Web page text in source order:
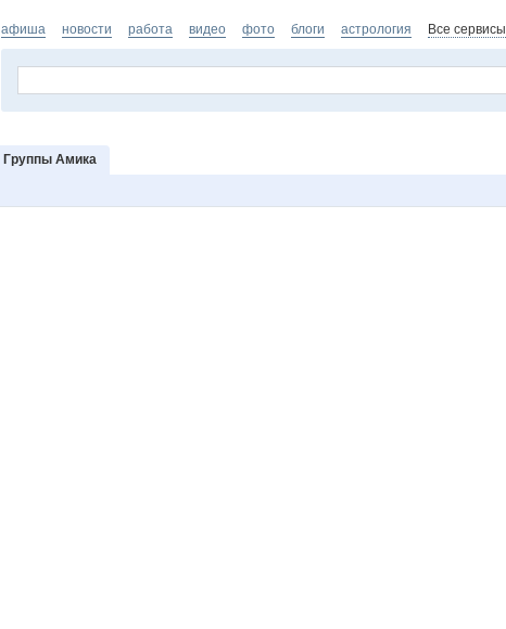
афиша новости работа видео фото блоги астрология Все сервисы
Группы Амика